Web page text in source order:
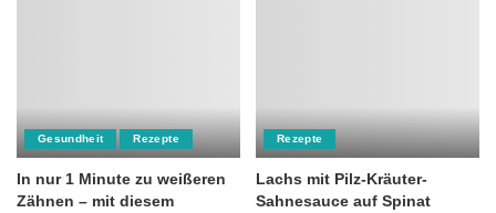
Gesundheit Rezepte
In nur 1 Minute zu weißeren
Zähnen – mit diesem
Rezepte
Lachs mit Pilz-Kräuter-
Sahnesauce auf Spinat